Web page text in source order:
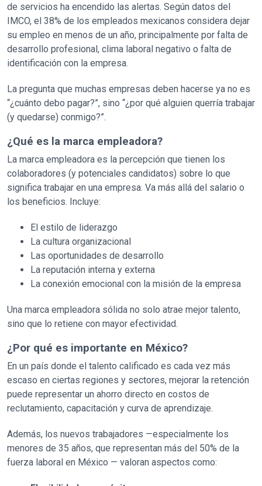
de servicios ha encendido las alertas. Según datos del
IMCO, el 38% de los empleados mexicanos considera dejar
su empleo en menos de un año, principalmente por falta de
desarrollo profesional, clima laboral negativo o falta de
identificación con la empresa.
La pregunta que muchas empresas deben hacerse ya no es
“¿cuánto debo pagar?”, sino “¿por qué alguien querría trabajar
(y quedarse) conmigo?”.
¿Qué es la marca empleadora?
La marca empleadora es la percepción que tienen los
colaboradores (y potenciales candidatos) sobre lo que
significa trabajar en una empresa. Va más allá del salario o
los beneficios. Incluye:
El estilo de liderazgo
La cultura organizacional
Las oportunidades de desarrollo
La reputación interna y externa
La conexión emocional con la misión de la empresa
Una marca empleadora sólida no solo atrae mejor talento,
sino que lo retiene con mayor efectividad.
¿Por qué es importante en México?
En un país donde el talento calificado es cada vez más
escaso en ciertas regiones y sectores, mejorar la retención
puede representar un ahorro directo en costos de
reclutamiento, capacitación y curva de aprendizaje.
Además, los nuevos trabajadores —especialmente los
menores de 35 años, que representan más del 50% de la
fuerza laboral en México — valoran aspectos como: